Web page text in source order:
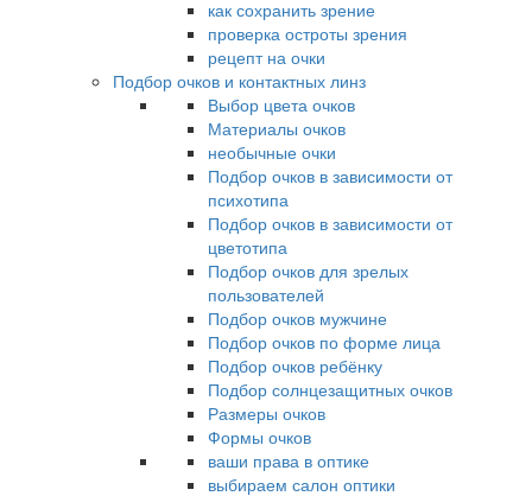
как сохранить зрение
проверка остроты зрения
рецепт на очки
Подбор очков и контактных линз
Выбор цвета очков
Материалы очков
необычные очки
Подбор очков в зависимости от
психотипа
Подбор очков в зависимости от
цветотипа
Подбор очков для зрелых
пользователей
Подбор очков мужчине
Подбор очков по форме лица
Подбор очков ребёнку
Подбор солнцезащитных очков
Размеры очков
Формы очков
ваши права в оптике
выбираем салон оптики